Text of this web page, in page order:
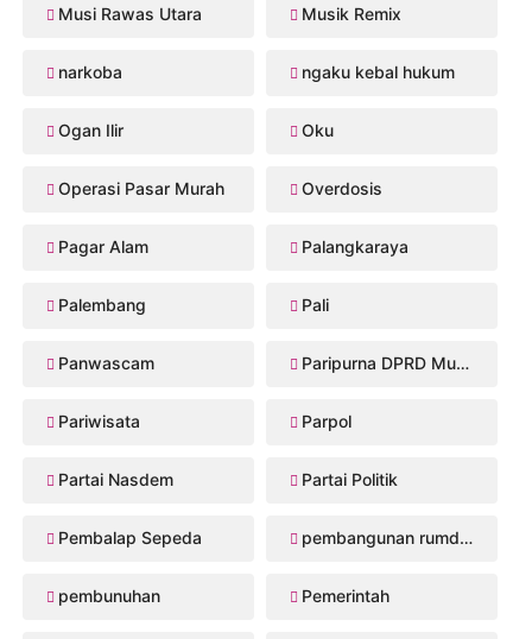
Musi Rawas Utara Musik Remix
narkoba ngaku kebal hukum
Ogan Ilir Oku
Operasi Pasar Murah Overdosis
Pagar Alam Palangkaraya
Palembang Pali
Panwascam Paripurna DPRD Musi Rawas
Pariwisata Parpol
Partai Nasdem Partai Politik
Pembalap Sepeda pembangunan rumdis Musi Rawas
pembunuhan Pemerintah